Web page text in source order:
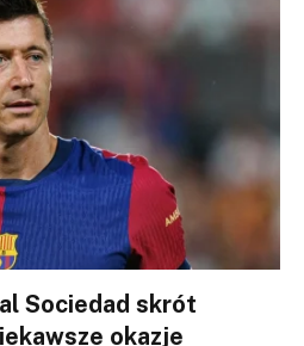
Sociedad skrót
okazje